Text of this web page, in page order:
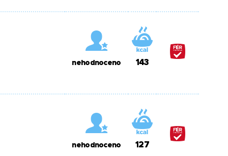
nehodnoceno 143
nehodnoceno 127